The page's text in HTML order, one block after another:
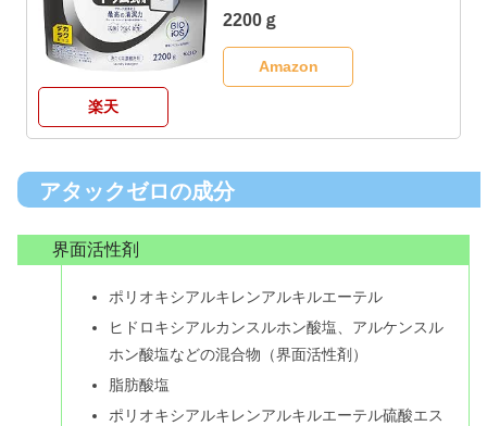
2200ｇ
Amazon
楽天
アタックゼロの成分
界面活性剤
ポリオキシアルキレンアルキルエーテル
ヒドロキシアルカンスルホン酸塩、アルケンスル
ホン酸塩などの混合物（界面活性剤）
脂肪酸塩
ポリオキシアルキレンアルキルエーテル硫酸エス